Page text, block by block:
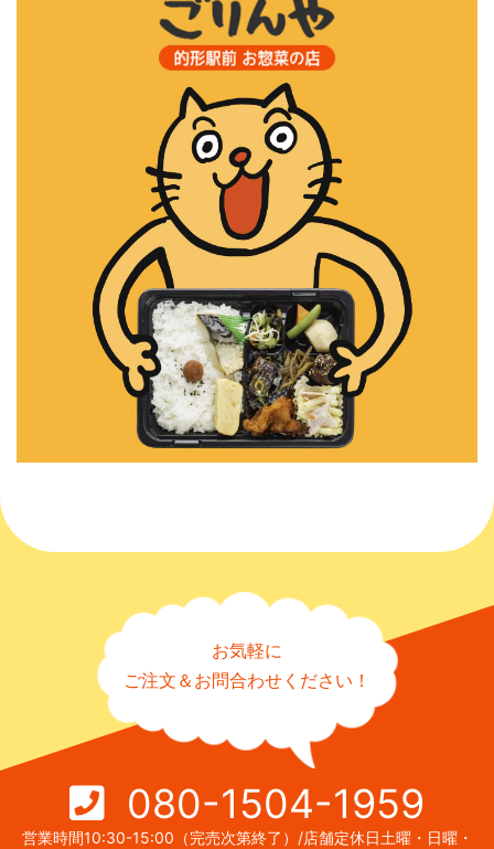
お気軽に
ご注文＆お問合わせください！
080-1504-1959
営業時間10:30-15:00（完売次第終了）/店舗定休日土曜・日曜・